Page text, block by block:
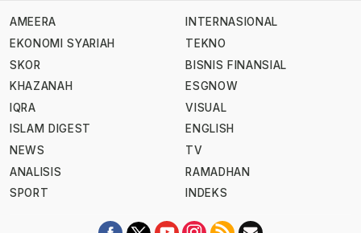
AMEERA
EKONOMI SYARIAH
SKOR
KHAZANAH
IQRA
ISLAM DIGEST
NEWS
ANALISIS
SPORT
INTERNASIONAL
TEKNO
BISNIS FINANSIAL
ESGNOW
VISUAL
ENGLISH
TV
RAMADHAN
INDEKS